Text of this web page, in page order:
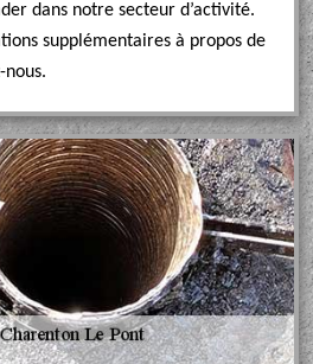
dans notre secteur d’activité.
supplémentaires à propos de
nous.